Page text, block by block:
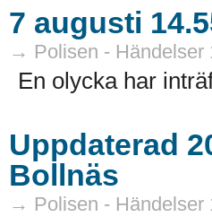
7 augusti
→ Polisen - Händelser
En olycka har
Uppdaterad
Bollnäs
→ Polisen - Händelser